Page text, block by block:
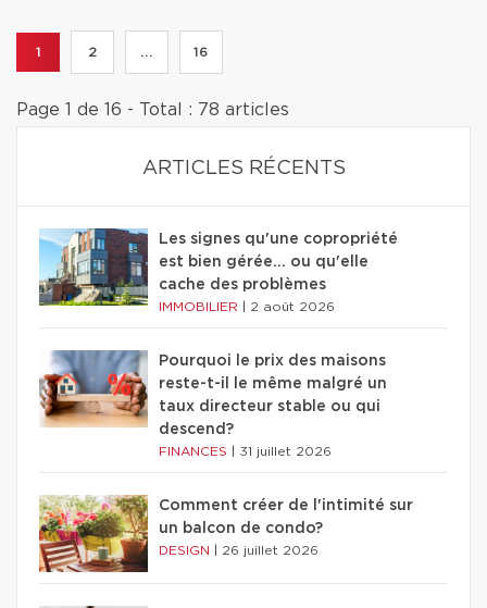
1 2 ... 16
Page 1 de 16 - Total : 78 articles
ARTICLES RÉCENTS
Les signes qu'une copropriété
est bien gérée… ou qu'elle
cache des problèmes
IMMOBILIER 2 août 2026
Pourquoi le prix des maisons
reste-t-il le même malgré un
taux directeur stable ou qui
descend?
FINANCES 31 juillet 2026
Comment créer de l'intimité sur
un balcon de condo?
DESIGN 26 juillet 2026